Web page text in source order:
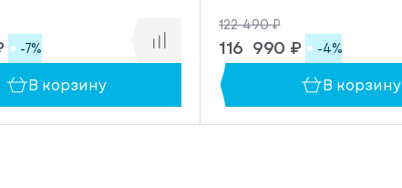
-7%
В корзину
122 490 ₽
116 990 ₽ -4%
В корзину